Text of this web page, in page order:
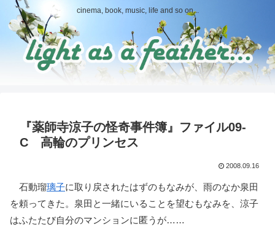
cinema, book, music, life and so on...
『薬師寺涼子の怪奇事件簿』ファイル09-
C 高輪のプリンセス
2008.09.16
石動瑠璃子に取り戻されたはずのもなみが、雨のなか泉田
を頼ってきた。泉田と一緒にいることを望むもなみを、涼子
はふたたび自分のマンションに匿うが……